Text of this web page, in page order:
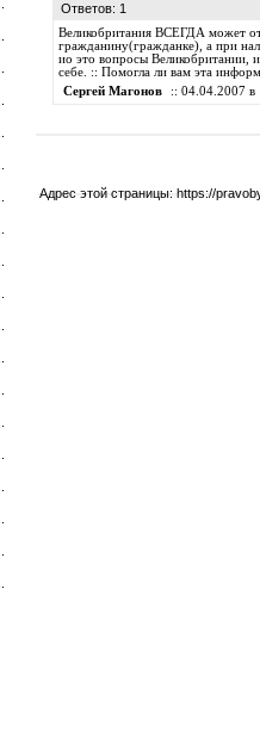
Ответов: 1
Великобритания ВСЕГДА может
гражданину(гражданке), а при
ио это вопросы Великобритании, и
себе. :: Помогла ли вам эта
Сергей Магонов
:: 04.04.2007
Адрес этой страницы: https://